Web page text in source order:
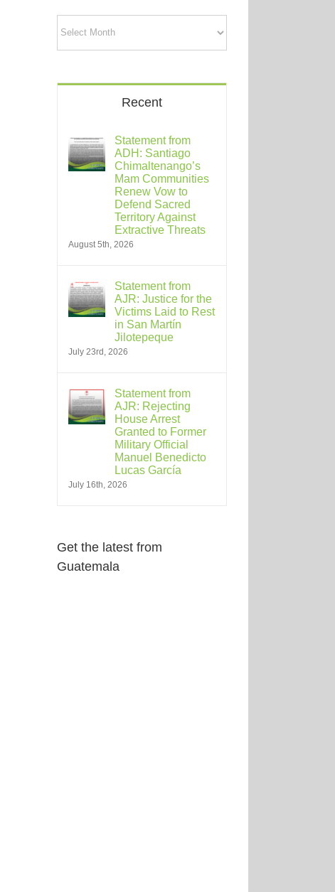
Recent
Statement from
ADH: Santiago
Chimaltenango’s
Mam Communities
Renew Vow to
Defend Sacred
Territory Against
Extractive Threats
August 5th, 2026
Statement from
AJR: Justice for the
Victims Laid to Rest
in San Martín
Jilotepeque
July 23rd, 2026
Statement from
AJR: Rejecting
House Arrest
Granted to Former
Military Official
Manuel Benedicto
Lucas García
July 16th, 2026
Get the latest from
Guatemala